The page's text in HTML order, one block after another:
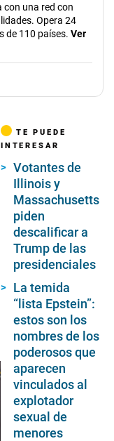
con una red con
Opera 24
de 110 países. Ver
TE PUEDE
INTERESAR
Votantes de
Illinois y
Massachusetts
piden
descalificar a
Trump de las
presidenciales
La temida
“lista Epstein”:
estos son los
nombres de los
poderosos que
aparecen
vinculados al
explotador
sexual de
menores